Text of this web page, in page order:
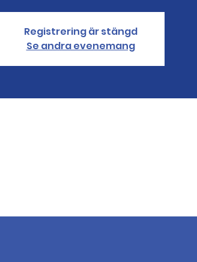
Registrering är stängd
Se andra evenemang